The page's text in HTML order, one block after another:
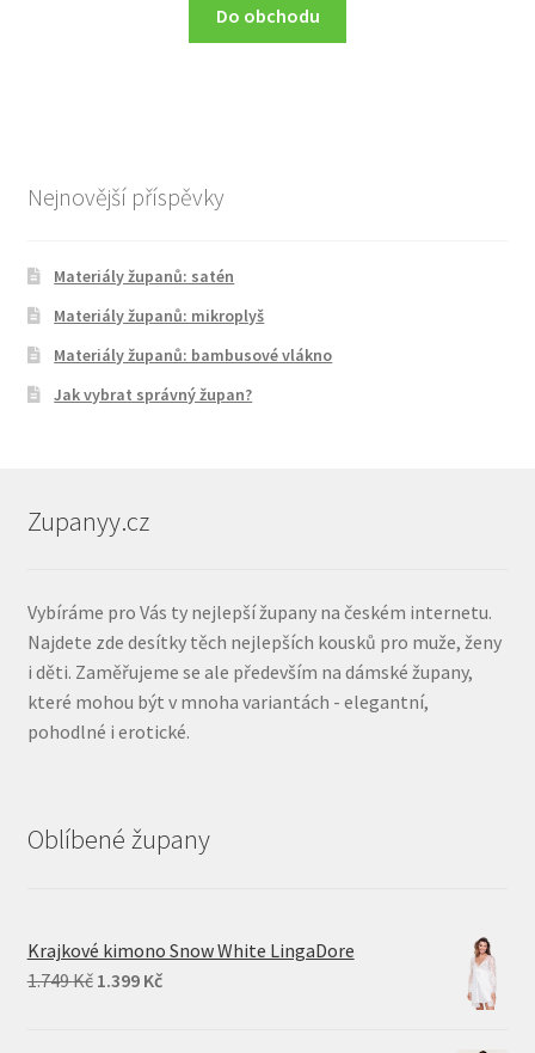
Do obchodu
Nejnovější příspěvky
Materiály županů: satén
Materiály županů: mikroplyš
Materiály županů: bambusové vlákno
Jak vybrat správný župan?
Zupanyy.cz
Vybíráme pro Vás ty nejlepší župany na českém internetu.
Najdete zde desítky těch nejlepších kousků pro muže, ženy
i děti. Zaměřujeme se ale především na dámské župany,
které mohou být v mnoha variantách - elegantní,
pohodlné i erotické.
Oblíbené župany
Krajkové kimono Snow White LingaDore
1.749Kč Original
1.399 KčCurrent